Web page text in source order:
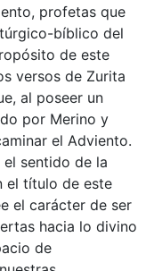
profetas que
bíblico del
de este
versos de Zurita
al poseer un
por Merino y
el Adviento.
sentido de la
el título de este
el carácter de ser
hacia lo divino
de